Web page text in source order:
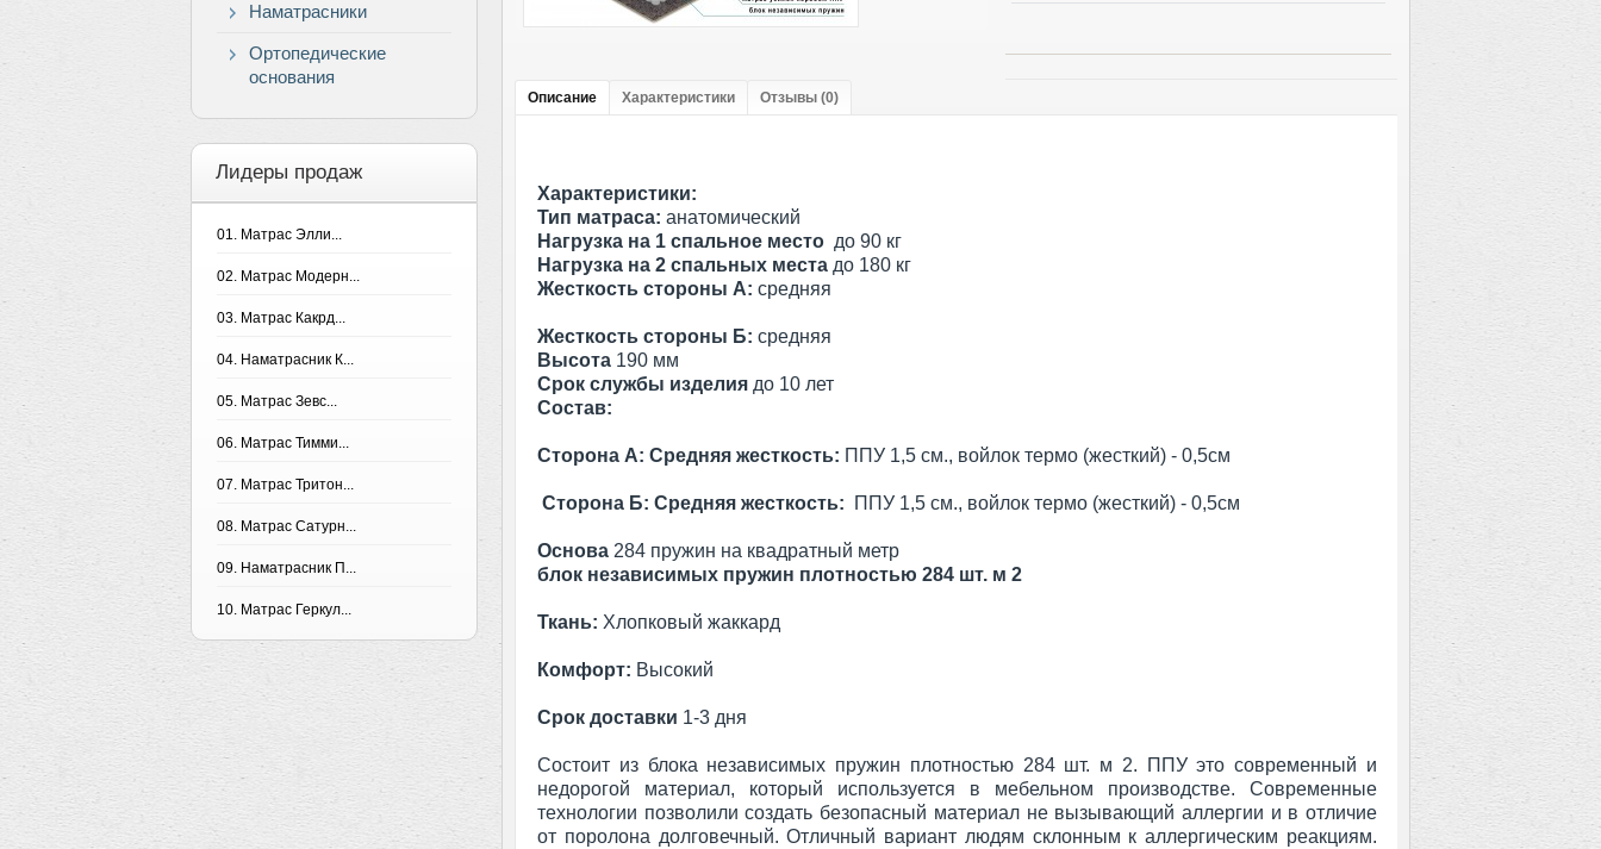
Наматрасники
Ортопедические
основания
Лидеры продаж
01. Матрас Элли...
02. Матрас Модерн...
03. Матрас Какрд...
04. Наматрасник К...
05. Матрас Зевс...
06. Матрас Тимми...
07. Матрас Тритон...
08. Матрас Сатурн...
09. Наматрасник П...
10. Матрас Геркул...
Описание Характеристики Отзывы (0)
Характеристики:
Тип матраса: анатомический
Нагрузка на 1 спальное место до 90 кг
Нагрузка на 2 спальных места до 180 кг
Жесткость стороны А: средняя
Жесткость стороны Б: средняя
Высота 190 мм
Срок службы изделия до 10 лет
Состав:
Сторона А: Средняя жесткость: ППУ 1,5 см., войлок термо (жесткий) - 0,5см
Сторона Б: Средняя жесткость: ППУ 1,5 см., войлок термо (жесткий) - 0,5см
Основа 284 пружин на квадратный метр
блок независимых пружин плотностью 284 шт. м 2
Ткань: Хлопковый жаккард
Комфорт: Высокий
Срок доставки 1-3 дня
Cостоит из блока независимых пружин плотностью 284 шт. м 2. ППУ это современный и
недорогой материал, который используется в мебельном производстве. Современные
технологии позволили создать безопасный материал не вызывающий аллергии и в отличие
от поролона долговечный. Отличный вариант людям склонным к аллергическим реакциям.